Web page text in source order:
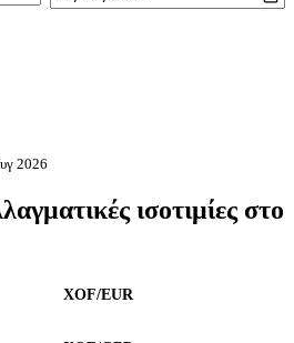
2026
ισοτιμίες στο
XOF/EUR